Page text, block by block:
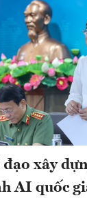
xây
AI quốc